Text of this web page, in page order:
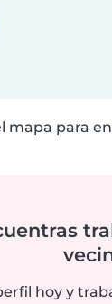
mapa para
hoy y